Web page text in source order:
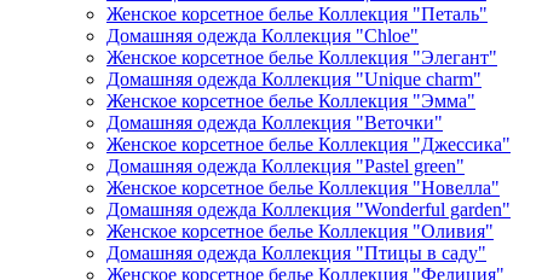
Женское корсетное белье Коллекция "Петаль"
Домашняя одежда Коллекция "Chloe"
Женское корсетное белье Коллекция "Элегант"
Домашняя одежда Коллекция "Unique charm"
Женское корсетное белье Коллекция "Эмма"
Домашняя одежда Коллекция "Веточки"
Женское корсетное белье Коллекция "Джессика"
Домашняя одежда Коллекция "Pastel green"
Женское корсетное белье Коллекция "Новелла"
Домашняя одежда Коллекция "Wonderful garden"
Женское корсетное белье Коллекция "Оливия"
Домашняя одежда Коллекция "Птицы в саду"
Женское корсетное белье Коллекция "Фелиция"